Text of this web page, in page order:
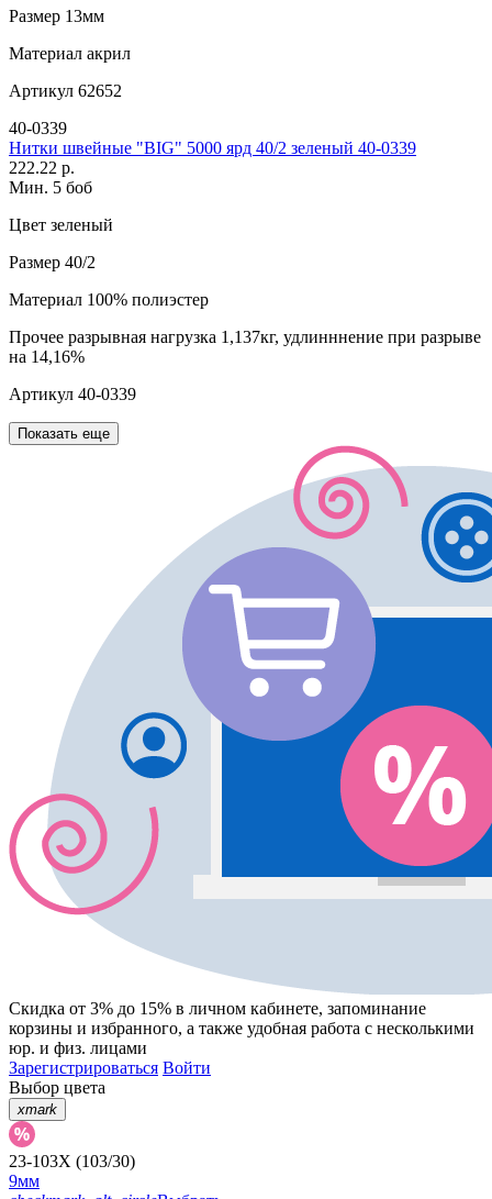
Размер 13мм
Материал акрил
Артикул 62652
40-0339
Нитки швейные "BIG" 5000 ярд 40/2 зеленый 40-0339
222.22 р.
Мин. 5 боб
Цвет зеленый
Размер 40/2
Материал 100% полиэстер
Прочее разрывная нагрузка 1,137кг, удлинннение при разрыве
на 14,16%
Артикул 40-0339
Показать еще
Скидка от 3% до 15% в личном кабинете, запоминание
корзины и избранного, а также удобная работа с несколькими
юр. и физ. лицами
Зарегистрироваться Войти
Выбор цвета
xmark
23-103X (103/30)
9мм